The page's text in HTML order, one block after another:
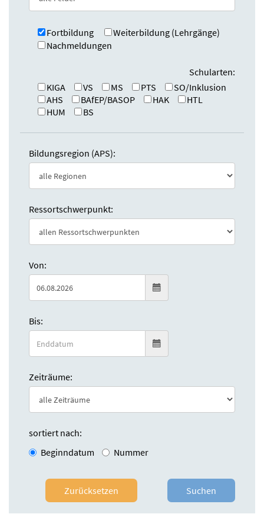
Fortbildung
Weiterbildung (Lehrgänge)
Nachmeldungen
Schularten:
KIGA
VS MS PTS
SO/Inklusion
AHS
BAfEP/BASOP HAK
HTL
HUM
BS
Bildungsregion (APS):
Ressortschwerpunkt:
Von:
Bis:
Zeiträume:
sortiert nach:
Beginndatum
Nummer
Zurücksetzen Suchen